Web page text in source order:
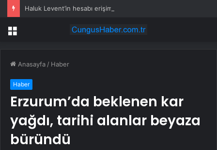
Haluk Levent’in hesabı erişime engellendi
Menü
Anasayfa / Haber
Haber
Erzurum’da beklenen kar
yağdı, tarihi alanlar beyaza
büründü